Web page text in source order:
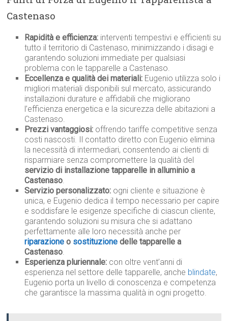
Castenaso
Rapidità e efficienza: interventi tempestivi e efficienti su
tutto il territorio di Castenaso, minimizzando i disagi e
garantendo soluzioni immediate per qualsiasi
problema con le tapparelle a Castenaso.
Eccellenza e qualità dei materiali: Eugenio utilizza solo i
migliori materiali disponibili sul mercato, assicurando
installazioni durature e affidabili che migliorano
l’efficienza energetica e la sicurezza delle abitazioni a
Castenaso.
Prezzi vantaggiosi: offrendo tariffe competitive senza
costi nascosti. Il contatto diretto con Eugenio elimina
la necessità di intermediari, consentendo ai clienti di
risparmiare senza compromettere la qualità del
servizio di installazione tapparelle in alluminio a
Castenaso.
Servizio personalizzato: ogni cliente e situazione è
unica, e Eugenio dedica il tempo necessario per capire
e soddisfare le esigenze specifiche di ciascun cliente,
garantendo soluzioni su misura che si adattano
perfettamente alle loro necessità anche per
riparazione o sostituzione delle tapparelle a
Castenaso.
Esperienza pluriennale: con oltre vent’anni di
esperienza nel settore delle tapparelle, anche blindate,
Eugenio porta un livello di conoscenza e competenza
che garantisce la massima qualità in ogni progetto.